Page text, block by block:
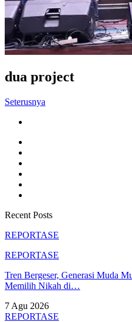
dua project
Seterusnya
Recent Posts
REPORTASE
REPORTASE
Tren Bergeser, Generasi Muda
Memilih Nikah di…
7 Agu 2026
REPORTASE